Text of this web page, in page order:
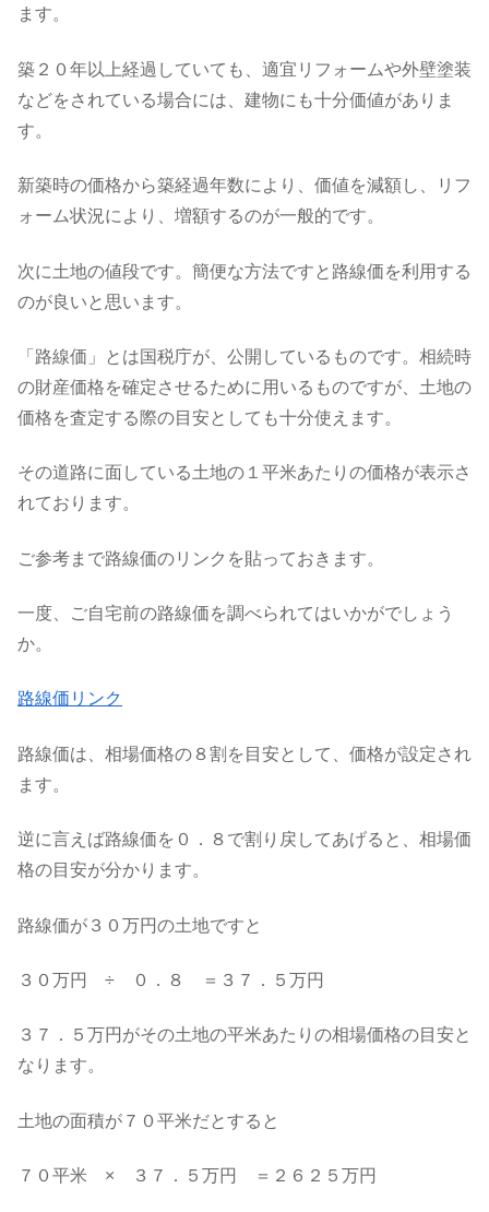
ます。
築２０年以上経過していても、適宜リフォームや外壁塗装
などをされている場合には、建物にも十分価値がありま
す。
新築時の価格から築経過年数により、価値を減額し、リフ
ォーム状況により、増額するのが一般的です。
次に土地の値段です。簡便な方法ですと路線価を利用する
のが良いと思います。
「路線価」とは国税庁が、公開しているものです。相続時
の財産価格を確定させるために用いるものですが、土地の
価格を査定する際の目安としても十分使えます。
その道路に面している土地の１平米あたりの価格が表示さ
れております。
ご参考まで路線価のリンクを貼っておきます。
一度、ご自宅前の路線価を調べられてはいかがでしょう
か。
路線価リンク
路線価は、相場価格の８割を目安として、価格が設定され
ます。
逆に言えば路線価を０．８で割り戻してあげると、相場価
格の目安が分かります。
路線価が３０万円の土地ですと
３０万円 ÷ ０．８ ＝３７．５万円
３７．５万円がその土地の平米あたりの相場価格の目安と
なります。
土地の面積が７０平米だとすると
７０平米 × ３７．５万円 ＝２６２５万円